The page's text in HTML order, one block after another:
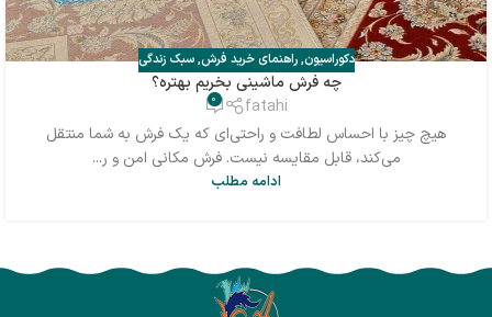
دکوراسیون,راهنمای خرید فرش,سبک زندگی
چه فرش ماشینی بخریم بهتره؟
fatahi
0
هیچ چیز با احساس لطافت و راحتی‌ای که یک فرش به شما منتقل
می‌کند، قابل مقایسه نیست. فرش مکانی امن و ر...
ادامه مطلب